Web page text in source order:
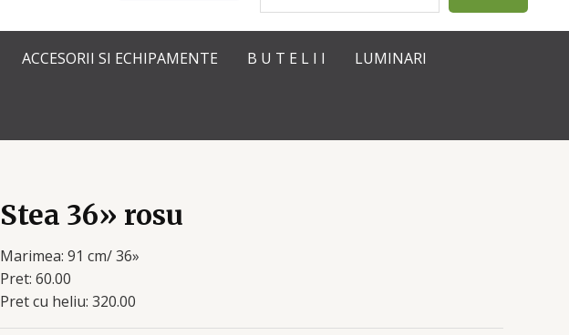
ACCESORII SI ECHIPAMENTE B U T E L I I LUMINARI
Stea 36» rosu
Marimea: 91 cm/ 36»
Pret: 60.00
Pret cu heliu: 320.00